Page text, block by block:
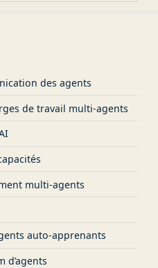
des agents
de travail multi-agents
multi-agents
auto-apprenants
d’agents